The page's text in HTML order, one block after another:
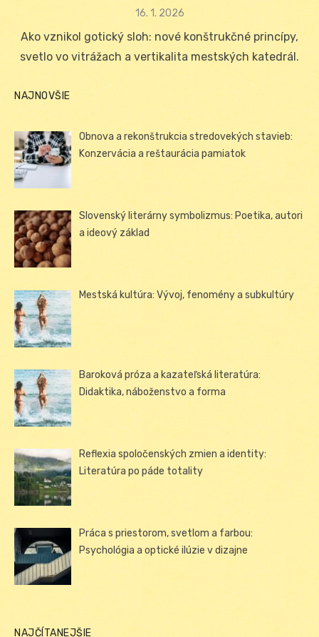
Posted
16. 1. 2026
Ako vznikol gotický sloh: nové konštrukčné princípy,
svetlo vo vitrážach a vertikalita mestských katedrál.
NAJNOVŠIE
Obnova a rekonštrukcia stredovekých stavieb:
Konzervácia a reštaurácia pamiatok
Slovenský literárny symbolizmus: Poetika, autori
a ideový základ
Mestská kultúra: Vývoj, fenomény a subkultúry
Baroková próza a kazateľská literatúra:
Didaktika, náboženstvo a forma
Reflexia spoločenských zmien a identity:
Literatúra po páde totality
Práca s priestorom, svetlom a farbou:
Psychológia a optické ilúzie v dizajne
NAJČÍTANEJŠIE